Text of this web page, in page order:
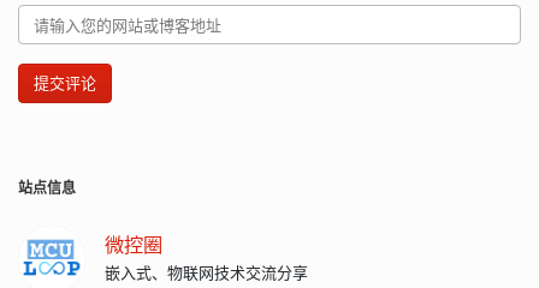
提交评论
站点信息
微控圈
嵌入式、物联网技术交流分享